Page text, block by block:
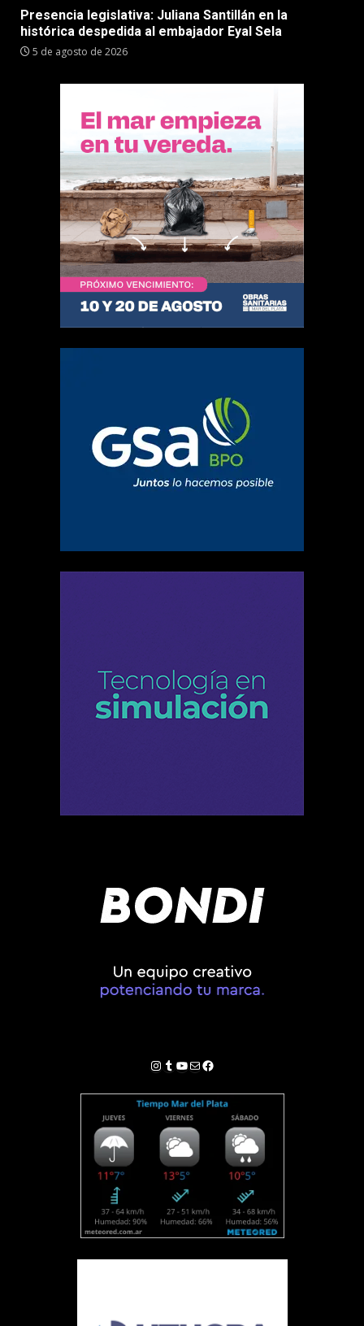
Presencia legislativa: Juliana Santillán en la
histórica despedida al embajador Eyal Sela
5 de agosto de 2026
Instagram
Tumblr
YouTube
Correo electrónico
Facebook